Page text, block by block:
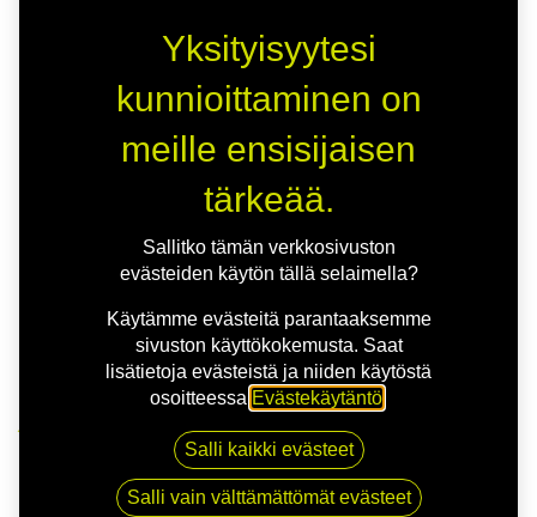
NITRO MOMENTUM FF G.BLK | 8,5X20 5-112 E29
C66,46 R14 8.5x20 5/112 ET29 CB66.5
Yksityisyytesi
kunnioittaminen on
meille ensisijaisen
tärkeää.
Sallitko tämän verkkosivuston
evästeiden käytön tällä selaimella?
Käytämme evästeitä parantaaksemme
sivuston käyttökokemusta. Saat
lisätietoja evästeistä ja niiden käytöstä
osoitteessa Evästekäytäntö
Salli kaikki evästeet
Salli vain välttämättömät evästeet